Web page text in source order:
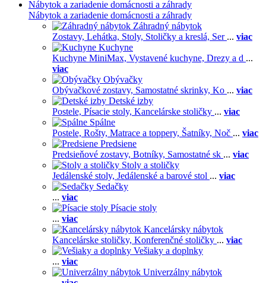
Nábytok a zariadenie domácnosti a záhrady
Nábytok a zariadenie domácnosti a záhrady
Záhradný nábytok
Zostavy, Lehátka, Stoly, Stoličky a kreslá, Ser ... viac
Kuchyne
Kuchyne MiniMax, Vystavené kuchyne, Drezy a d ...
viac
Obývačky
Obývačkové zostavy, Samostatné skrinky, Ko ... viac
Detské izby
Postele, Písacie stoly, Kancelárske stoličky ... viac
Spálne
Postele, Rošty, Matrace a toppery, Šatníky, Noč ... viac
Predsiene
Predsieňové zostavy, Botníky, Samostatné sk ... viac
Stoly a stoličky
Jedálenské stoly, Jedálenské a barové stol ... viac
Sedačky
... viac
Písacie stoly
... viac
Kancelársky nábytok
Kancelárske stoličky, Konferenčné stoličky ... viac
Vešiaky a doplnky
... viac
Univerzálny nábytok